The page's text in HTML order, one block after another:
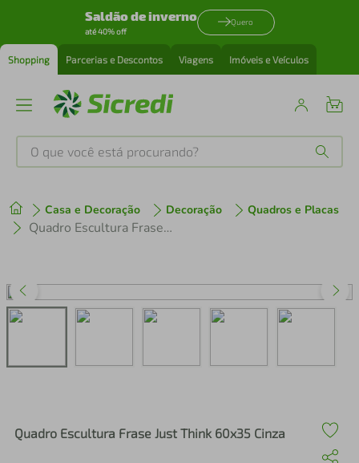
Saldão de inverno
até 40% off
Quero
Shopping Parcerias e Descontos Viagens Imóveis e Veículos
O que você está procurando?
Casa e Decoração Decoração Quadros e Placas
Quadro Escultura Frase Just Think 60x35 Cinza
Quadro Escultura Frase Just Think 60x35 Cinza
1º tenis
perfume